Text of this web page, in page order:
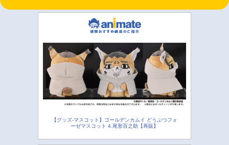
【グッズ-マスコット】ゴールデンカムイ どうぶつフォ
ーゼマスコット 4.尾形百之助【再販】